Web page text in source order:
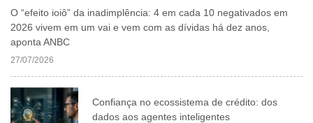
O “efeito ioiô” da inadimplência: 4 em cada 10 negativados em
2026 vivem em um vai e vem com as dívidas há dez anos,
aponta ANBC
27/07/2026
Confiança no ecossistema de crédito: dos
dados aos agentes inteligentes